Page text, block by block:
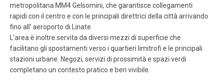
metropolitana MM4 Gelsomini, che garantisce collegamenti
rapidi con il centro e con le principali direttrici della città arrivando
fino all’ aeroporto di Linate.
L’area è inoltre servita da diversi mezzi di superficie che
facilitano gli spostamenti verso i quartieri limitrofi e le principali
stazioni urbane. Negozi, servizi di prossimità e spazi verdi
completano un contesto pratico e ben vivibile.